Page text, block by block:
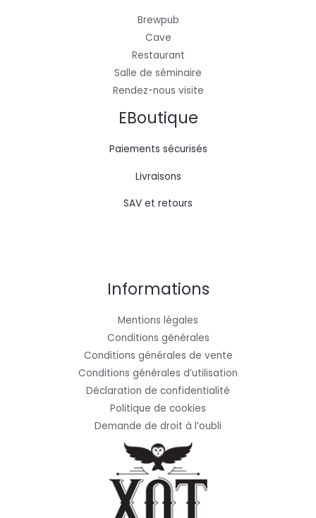
Brewpub
Cave
Restaurant
Salle de séminaire
Rendez-nous visite
EBoutique
Paiements sécurisés
Livraisons
SAV et retours
Informations
Mentions légales
Conditions générales
Conditions générales de vente
Conditions générales d’utilisation
Déclaration de confidentialité
Politique de cookies
Demande de droit à l’oubli